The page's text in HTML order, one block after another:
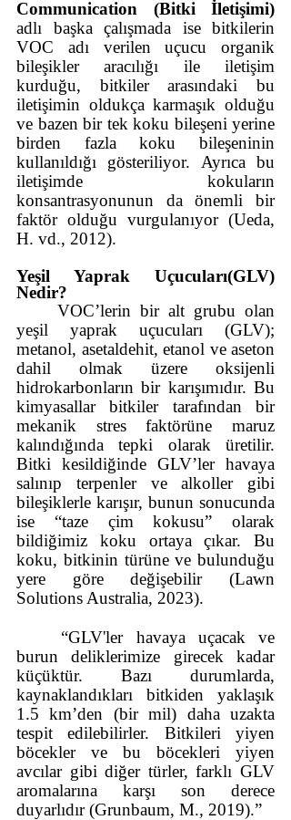
adlı başka çalışmada ise bitkilerin
VOC adı verilen uçucu organik
bileşikler aracılığı ile iletişim
kurduğu, bitkiler arasındaki bu
iletişimin oldukça karmaşık olduğu
ve bazen bir tek koku bileşeni yerine
birden fazla koku bileşeninin
kullanıldığı gösteriliyor. Ayrıca bu
iletişimde kokuların
konsantrasyonunun da önemli bir
faktör olduğu vurgulanıyor (Ueda,
H. vd., 2012).
Yeşil Yaprak Uçucuları(GLV)
Nedir?
VOC’lerin bir alt grubu olan
yeşil yaprak uçucuları (GLV);
metanol, asetaldehit, etanol ve aseton
dahil olmak üzere oksijenli
hidrokarbonların bir karışımıdır. Bu
kimyasallar bitkiler tarafından bir
mekanik stres faktörüne maruz
kalındığında tepki olarak üretilir.
Bitki kesildiğinde GLV’ler havaya
salınıp terpenler ve alkoller gibi
bileşiklerle karışır, bunun sonucunda
ise “taze çim kokusu” olarak
bildiğimiz koku ortaya çıkar. Bu
koku, bitkinin türüne ve bulunduğu
yere göre değişebilir (Lawn
Solutions Australia, 2023).
“GLV'ler havaya uçacak ve
burun deliklerimize girecek kadar
küçüktür. Bazı durumlarda,
kaynaklandıkları bitkiden yaklaşık
1.5 km’den (bir mil) daha uzakta
tespit edilebilirler. Bitkileri yiyen
böcekler ve bu böcekleri yiyen
avcılar gibi diğer türler, farklı GLV
aromalarına karşı son derece
duyarlıdır (Grunbaum, M., 2019).”